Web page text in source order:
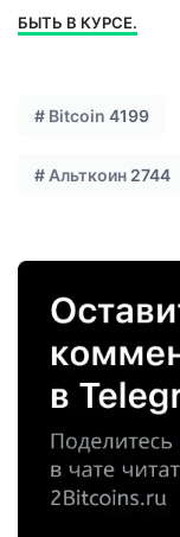
БЫТЬ В КУРСЕ.
# Bitcoin 4199
# Альткоин 2744